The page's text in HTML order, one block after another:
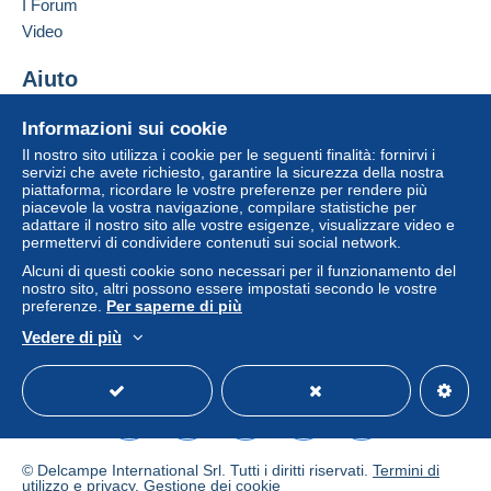
pagamento integrato nel sito
dell'acquirente.
clausole relative al pagamento, queste sono da
considerarsi nulle e non dovute. Le condizioni di
pagamento del sito Delcampe, definite nelle
condizioni d'uso, sono le uniche applicabili.
Gli acquisti devono essere pagati entro14 giorni
venditore.
Lettres
2,00 euro pour un envoi < 50 g (< 125 x 235 mm)
3,50 euro < 50 g (> 125 x 235 mm)
5,20 euro de 100 à 350 g
Informazioni sui cookie
Il nostro sito utilizza i cookie per le seguenti finalità: fornirvi i
servizi che avete richiesto, garantire la sicurezza della nostra
piattaforma, ricordare le vostre preferenze per rendere più
piacevole la vostra navigazione, compilare statistiche per
adattare il nostro sito alle vostre esigenze, visualizzare video e
permettervi di condividere contenuti sui social network.
Alcuni di questi cookie sono necessari per il funzionamento del
nostro sito, altri possono essere impostati secondo le vostre
preferenze. Per saperne di più
Vedere di più
I Forum
Video
Aiuto
Acquistare su Delcampe
Vendere su Delcampe
Un sito sicuro
© Delcampe International Srl. Tutti i diritti riservati. Termini di
utilizzo e privacy. Gestione dei cookie